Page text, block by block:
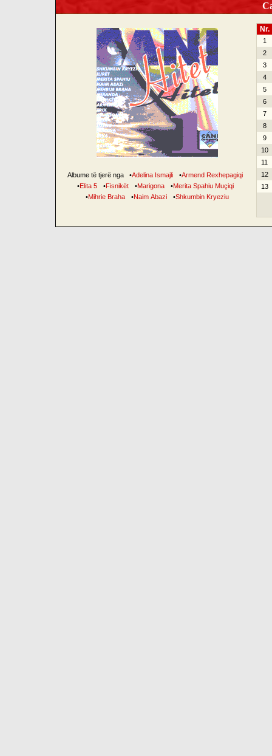
Albume të tjerë nga •Adelina Ismajli •Armend Rexhepagiqi
•Elita 5 •Fisnikët •Marigona •Merita Spahiu Muçiqi
•Mihrie Braha •Naim Abazi •Shkumbin Kryeziu
Nr.
1
2
3
4
5
6
7
8
9
10
11
12
13